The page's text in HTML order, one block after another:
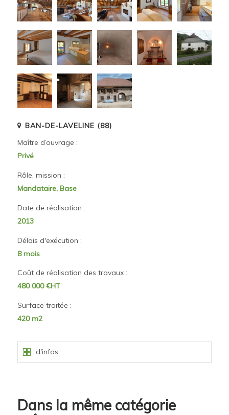
BAN-DE-LAVELINE (88)
Maître d’ouvrage :
Privé
Rôle, mission :
Mandataire, Base
Date de réalisation :
2013
Délais d'exécution :
8 mois
Coût de réalisation des travaux :
480 000 €HT
Surface traitée :
420 m2
d'infos
Dans la même catégorie